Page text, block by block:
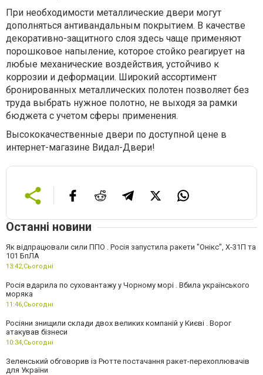
При необходимости металлические двери могут
дополняться антивандальным покрытием. В качестве
декоративно-защитного слоя здесь чаще применяют
порошковое напыление, которое стойко реагирует на
любые механические воздействия, устойчиво к
коррозии и деформации. Широкий ассортимент
бронированных металлических полотен позволяет без
труда выбрать нужное полотно, не выходя за рамки
бюджета с учетом сферы применения.
Высококачественные двери по доступной цене в
интернет-магазине Видал-Двери!
Останні новини
Як відпрацювали сили ППО . Росія запустила ракети "Онікс", Х-31П та
101 БпЛА
13:42,Сьогодні
Росія вдарила по суховантажу у Чорному морі . Вбила українського
моряка
11:46,Сьогодні
Росіяни знищили склади двох великих компаній у Києві . Ворог
атакував бізнеси
10:34,Сьогодні
Зеленський обговорив із Рютте постачання ракет-перехоплювачів
для України